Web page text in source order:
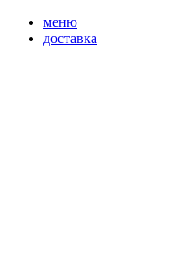
перейтименю
доставка